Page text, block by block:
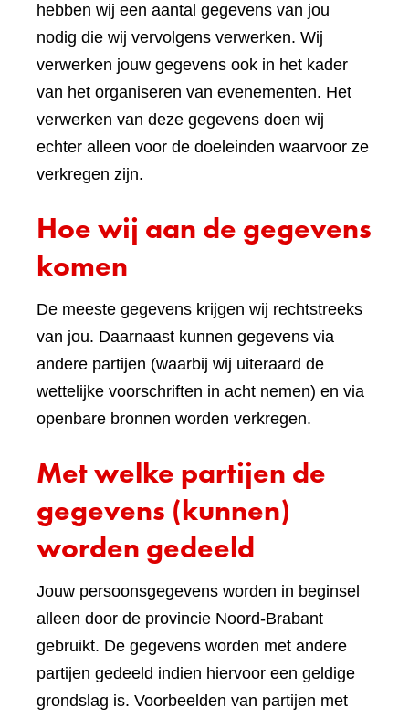
hebben wij een aantal gegevens van jou
nodig die wij vervolgens verwerken. Wij
verwerken jouw gegevens ook in het kader
van het organiseren van evenementen. Het
verwerken van deze gegevens doen wij
echter alleen voor de doeleinden waarvoor ze
verkregen zijn.
Hoe wij aan de gegevens
komen
De meeste gegevens krijgen wij rechtstreeks
van jou. Daarnaast kunnen gegevens via
andere partijen (waarbij wij uiteraard de
wettelijke voorschriften in acht nemen) en via
openbare bronnen worden verkregen.
Met welke partijen de
gegevens (kunnen)
worden gedeeld
Jouw persoonsgegevens worden in beginsel
alleen door de provincie Noord-Brabant
gebruikt. De gegevens worden met andere
partijen gedeeld indien hiervoor een geldige
grondslag is. Voorbeelden van partijen met